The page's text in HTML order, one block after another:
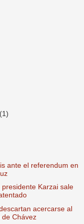
(1)
ante el referendum en
presidente Karzai sale
acercarse al
de Chávez